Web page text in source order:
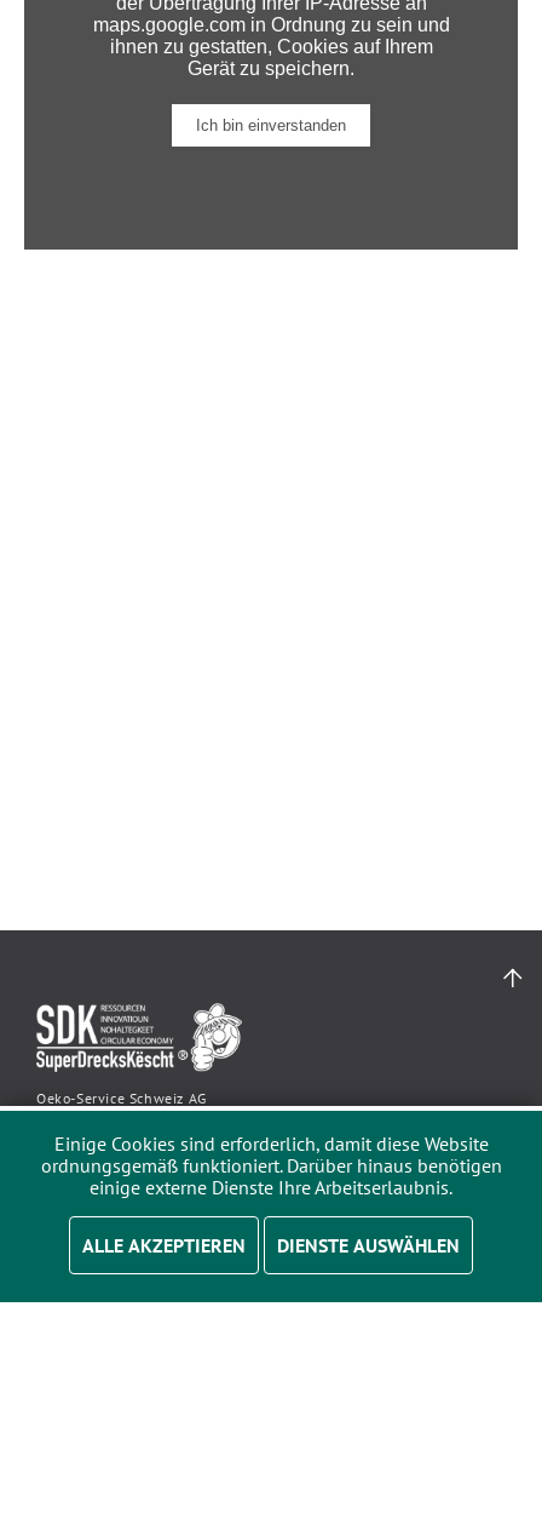
Oeko-Service Schweiz AG
Post: Riburgerstrasse 686 4313 Möhlin
Einige Cookies sind erforderlich, damit diese Website
ordnungsgemäß funktioniert. Darüber hinaus benötigen
einige externe Dienste Ihre Arbeitserlaubnis.
ALLE AKZEPTIEREN DIENSTE AUSWÄHLEN